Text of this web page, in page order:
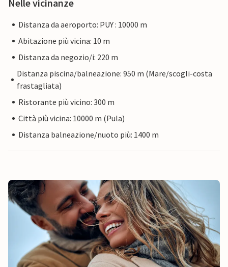
Nelle vicinanze
Distanza da aeroporto: PUY : 10000 m
Abitazione più vicina: 10 m
Distanza da negozio/i: 220 m
Distanza piscina/balneazione: 950 m (Mare/scogli-costa
frastagliata)
Ristorante più vicino: 300 m
Città più vicina: 10000 m (Pula)
Distanza balneazione/nuoto più: 1400 m